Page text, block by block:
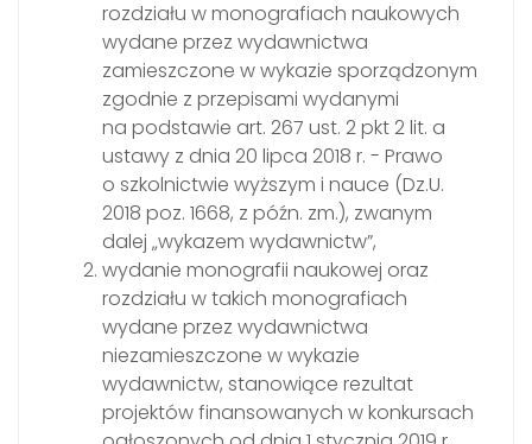
rozdziału w monografiach naukowych
wydane przez wydawnictwa
zamieszczone w wykazie sporządzonym
zgodnie z przepisami wydanymi
na podstawie art. 267 ust. 2 pkt 2 lit. a
ustawy z dnia 20 lipca 2018 r. - Prawo
o szkolnictwie wyższym i nauce (Dz.U.
2018 poz. 1668, z późn. zm.), zwanym
dalej „wykazem wydawnictw”,
wydanie monografii naukowej oraz
rozdziału w takich monografiach
wydane przez wydawnictwa
niezamieszczone w wykazie
wydawnictw, stanowiące rezultat
projektów finansowanych w konkursach